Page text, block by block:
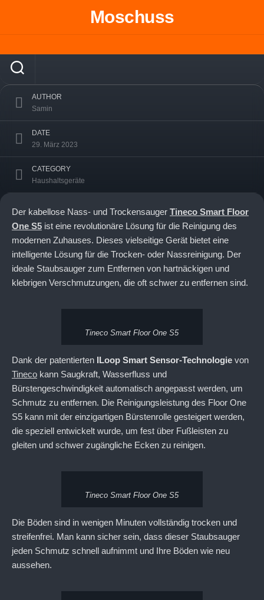
Moschuss
AUTHOR
Samin
DATE
29. März 2023
CATEGORY
Haushaltsgeräte
Der kabellose Nass- und Trockensauger Tineco Smart Floor
One S5 ist eine revolutionäre Lösung für die Reinigung des
modernen Zuhauses. Dieses vielseitige Gerät bietet eine
intelligente Lösung für die Trocken- oder Nassreinigung. Der
ideale Staubsauger zum Entfernen von hartnäckigen und
klebrigen Verschmutzungen, die oft schwer zu entfernen sind.
Tineco Smart Floor One S5
Dank der patentierten ILoop Smart Sensor-Technologie von
Tineco kann Saugkraft, Wasserfluss und
Bürstengeschwindigkeit automatisch angepasst werden, um
Schmutz zu entfernen. Die Reinigungsleistung des Floor One
S5 kann mit der einzigartigen Bürstenrolle gesteigert werden,
die speziell entwickelt wurde, um fest über Fußleisten zu
gleiten und schwer zugängliche Ecken zu reinigen.
Tineco Smart Floor One S5
Die Böden sind in wenigen Minuten vollständig trocken und
streifenfrei. Man kann sicher sein, dass dieser Staubsauger
jeden Schmutz schnell aufnimmt und Ihre Böden wie neu
aussehen.